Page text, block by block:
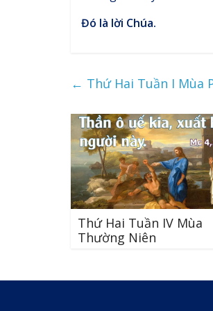
Đó là lời Chúa.
← Thứ Hai Tuần I Mùa
Thứ Hai Tuần IV Mùa
Thường Niên